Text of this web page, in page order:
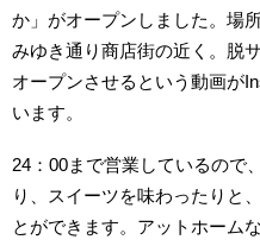
か」がオープンしました。場
みゆき通り商店街の近く。脱
オープンさせるという動画が
います。
24：00まで営業しているので
り、スイーツを味わったりと
とができます。アットホーム